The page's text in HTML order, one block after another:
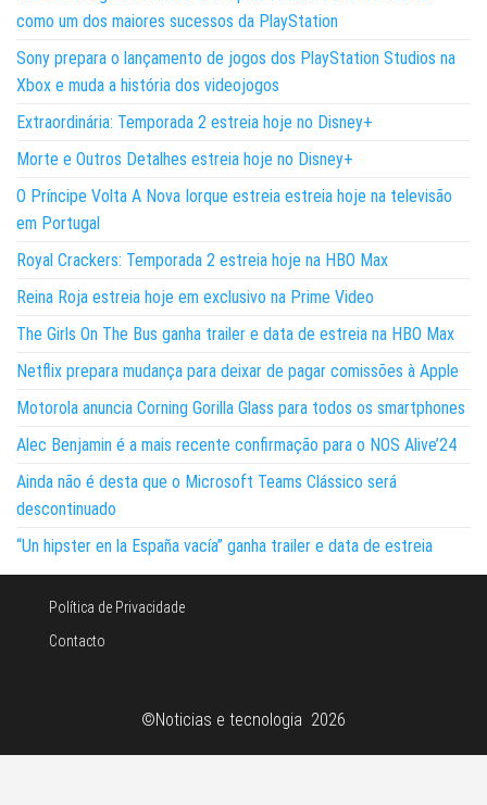
como um dos maiores sucessos da PlayStation
Sony prepara o lançamento de jogos dos PlayStation Studios na
Xbox e muda a história dos videojogos
Extraordinária: Temporada 2 estreia hoje no Disney+
Morte e Outros Detalhes estreia hoje no Disney+
O Príncipe Volta A Nova Iorque estreia estreia hoje na televisão
em Portugal
Royal Crackers: Temporada 2 estreia hoje na HBO Max
Reina Roja estreia hoje em exclusivo na Prime Video
The Girls On The Bus ganha trailer e data de estreia na HBO Max
Netflix prepara mudança para deixar de pagar comissões à Apple
Motorola anuncia Corning Gorilla Glass para todos os smartphones
Alec Benjamin é a mais recente confirmação para o NOS Alive’24
Ainda não é desta que o Microsoft Teams Clássico será
descontinuado
“Un hipster en la España vacía” ganha trailer e data de estreia
Política de Privacidade
Contacto
©Noticias e tecnologia 2026